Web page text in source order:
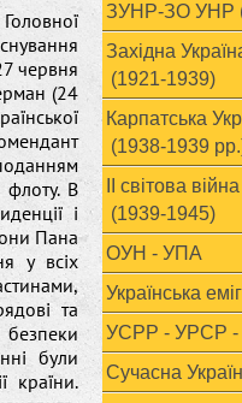
червня
(24
В
і
Пана
у всіх
та
безпеки
були
країни.
ЗУНР-ЗО УНР
Західна
(1921-1939)
Карпатська
(1938-1939
ІІ світова
(1939-1945)
ОУН - УПА
Українська
УСРР - УРСР
Сучасна